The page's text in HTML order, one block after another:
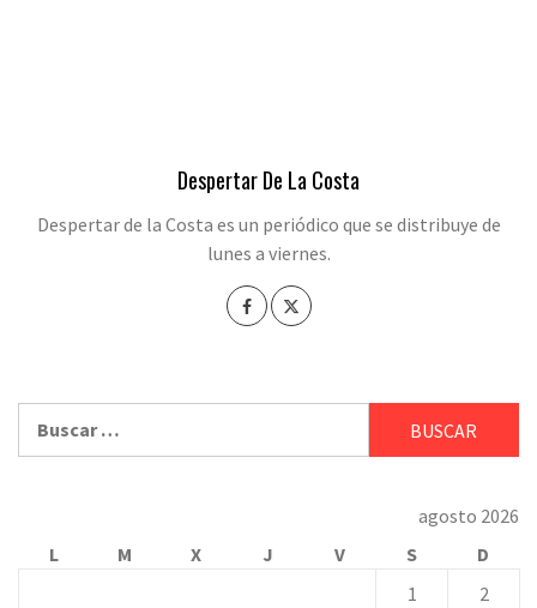
Despertar De La Costa
Despertar de la Costa es un periódico que se distribuye de
lunes a viernes.
agosto 2026
L
M X J V S
D
1
2